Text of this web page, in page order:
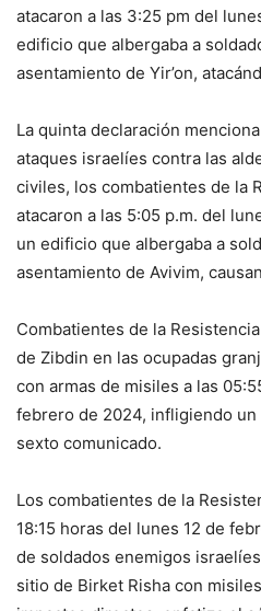
atacaron a las 3:25 pm del
edificio que albergaba a
asentamiento de Yir’on,
La quinta declaración
ataques israelíes contra las
civiles, los combatientes de la
atacaron a las 5:05 p.m. del
un edificio que albergaba a
asentamiento de Avivim,
Combatientes de la
de Zibdin en las ocupadas
con armas de misiles a las
febrero de 2024, infligiendo
sexto comunicado.
Los combatientes de la
18:15 horas del lunes 12 de
de soldados enemigos
sitio de Birket Risha con